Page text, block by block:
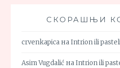
СКОРАШЊИ
crvenkapica наIntrion ili
Asim Vugdalić наIntrion ili